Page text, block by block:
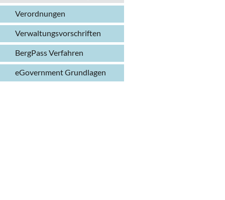
Verordnungen
Verwaltungs­vorschriften
BergPass Verfahren
eGovernment Grundlagen